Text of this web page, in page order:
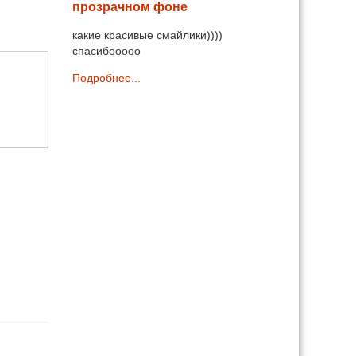
прозрачном фоне
какие красивые смайлики))))
спасибооооо
Подробнее...